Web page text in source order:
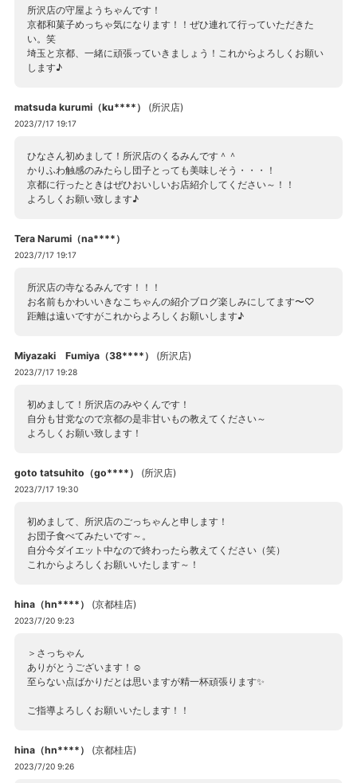
所沢店の守屋ようちゃんです！
京都和菓子めっちゃ気になります！！ぜひ連れて行っていただきた
い。笑
埼玉と京都、一緒に頑張っていきましょう！これからよろしくお願い
します♪
matsuda kurumi（ku****） (所沢店)
2023/7/17 19:17
ひなさん初めまして！所沢店のくるみんです＾＾
かりふわ触感のみたらし団子とっても美味しそう・・・！
京都に行ったときはぜひおいしいお店紹介してください～！！
よろしくお願い致します♪
Tera Narumi（na****）
2023/7/17 19:17
所沢店の寺なるみんです！！！
お名前もかわいいきなこちゃんの紹介ブログ楽しみにしてます〜♡
距離は遠いですがこれからよろしくお願いします♪
Miyazaki Fumiya（38****） (所沢店)
2023/7/17 19:28
初めまして！所沢店のみやくんです！
自分も甘党なので京都の是非甘いもの教えてください～
よろしくお願い致します！
goto tatsuhito（go****） (所沢店)
2023/7/17 19:30
初めまして、所沢店のごっちゃんと申します！
お団子食べてみたいです～。
自分今ダイエット中なので終わったら教えてください（笑）
これからよろしくお願いいたします～！
hina（hn****） (京都桂店)
2023/7/20 9:23
＞さっちゃん
ありがとうございます！☺
至らない点ばかりだとは思いますが精一杯頑張ります✨
ご指導よろしくお願いいたします！！
hina（hn****） (京都桂店)
2023/7/20 9:26